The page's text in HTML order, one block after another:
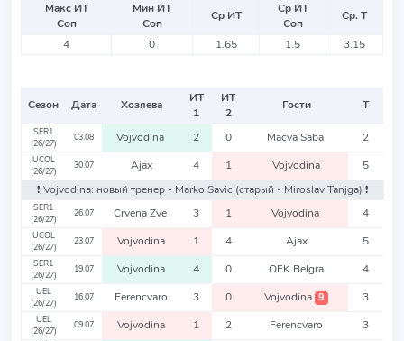
Макс ИТ
Соп
Мин ИТ
Соп
Ср ИТ
Ср ИТ
Соп
Ср. Т
4
0 1.65 1.5 3.15
Сезон Дата Хозяева
ИТ
1
ИТ
2
Гости Т
SER1
(26/27)
03.08 Vojvodina 2 0 Macva Saba 2
UCOL
(26/27)
30.07 Ajax 4 1 Vojvodina
5
❗️ Vojvodina: новый тренер - Marko Savic (старый - Miroslav Tanjga) ❗️
SER1
(26/27)
26.07 Crvena Zve 3 1 Vojvodina 4
UCOL
(26/27)
23.07 Vojvodina 1 4 Ajax 5
SER1
(26/27)
19.07 Vojvodina 4 0 OFK Belgra 4
UEL
(26/27)
16.07 Ferencvaro 3 0 Vojvodina 9 3
UEL
(26/27)
09.07 Vojvodina 1 2 Ferencvaro 3